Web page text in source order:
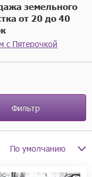
земельного
от 20 до 40
с Пятерочкой
Фильтр